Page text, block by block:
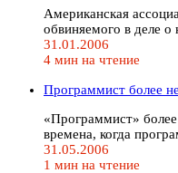
Американская
обвиняемого в деле
31.01.2006
4 мин на чтение
Программист более
«Программист»
времена, когда
31.05.2006
1 мин на чтение